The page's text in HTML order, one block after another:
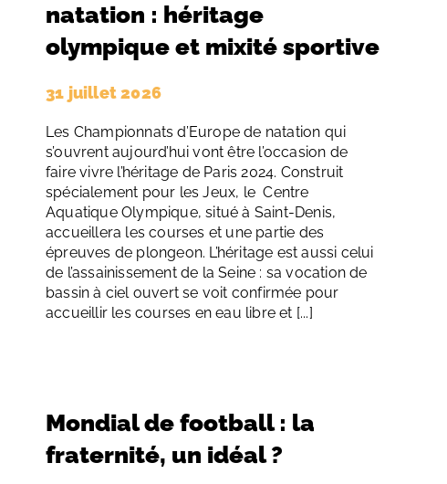
natation : héritage
olympique et mixité sportive
31 juillet 2026
Les Championnats d’Europe de natation qui
s’ouvrent aujourd’hui vont être l’occasion de
faire vivre l’héritage de Paris 2024. Construit
spécialement pour les Jeux, le Centre
Aquatique Olympique, situé à Saint-Denis,
accueillera les courses et une partie des
épreuves de plongeon. L’héritage est aussi celui
de l’assainissement de la Seine : sa vocation de
bassin à ciel ouvert se voit confirmée pour
accueillir les courses en eau libre et [...]
Mondial de football : la
fraternité, un idéal ?